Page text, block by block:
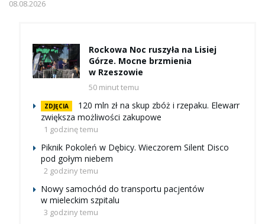
08.08.2026
Rockowa Noc ruszyła na Lisiej
Górze. Mocne brzmienia
w Rzeszowie
50 minut temu
ZDJĘCIA
120 mln zł na skup zbóż i rzepaku. Elewarr
zwiększa możliwości zakupowe
1 godzinę temu
Piknik Pokoleń w Dębicy. Wieczorem Silent Disco
pod gołym niebem
2 godziny temu
Nowy samochód do transportu pacjentów
w mieleckim szpitalu
3 godziny temu